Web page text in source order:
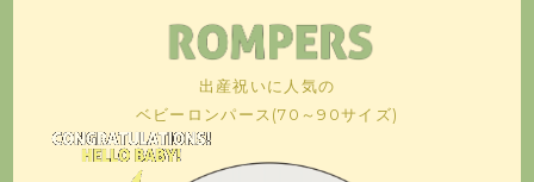
出産祝いに人気の
ベビーロンパース(70～90サイズ)